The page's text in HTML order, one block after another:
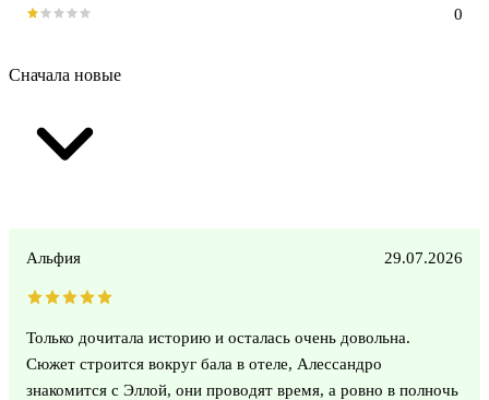
0
Сначала новые
Альфия 29.07.2026
Только дочитала историю и осталась очень довольна.
Сюжет строится вокруг бала в отеле, Алессандро
знакомится с Эллой, они проводят время, а ровно в полночь